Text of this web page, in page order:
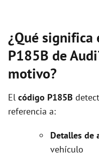
¿Qué significa
P185B de
motivo?
El código P185B
referencia a:
Detalles de
vehículo